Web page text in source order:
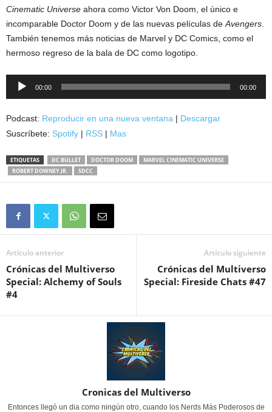
Cinematic Universe ahora como Victor Von Doom, el único e
incomparable Doctor Doom y de las nuevas películas de Avengers
También tenemos más noticias de Marvel y DC Comics, como el
hermoso regreso de la bala de DC como logotipo.
Reproductor
00:00 00:00
Podcast: Reproducir en una nueva ventana | Descargar
Suscríbete: Spotify | RSS | Mas
ETIQUETAS DC BULLET DOCTOR DOOM
MARVEL CINEMATIC UNIVERSE
ROBERT DOWNEY JR.
SDCC
Artículo anterior
Crónicas del Multiverso
Special: Alchemy of Souls
#4
Artículo siguiente
Crónicas del Multiverso
Special: Fireside Chats #47
Cronicas del Multiverso
Entonces llegó un dia como ningún otro, cuando los Nerds Más Poderosos de